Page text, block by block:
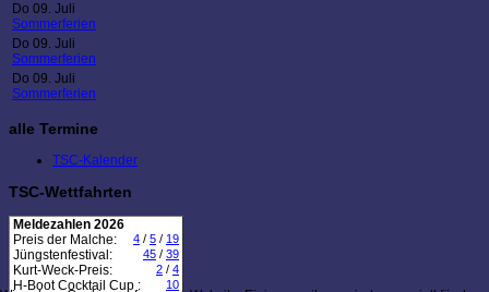
Do 09. Juli
Sommerferien
Do 09. Juli
Sommerferien
Do 09. Juli
Sommerferien
alle Termine
TSC-Kalender
TSC-Wettfahrten
Meldezahlen 2026
Preis der Malche:
4 / 5 / 19
Jüngstenfestival: 45 / 39
Kurt-Weck-Preis: 2 / 4
H-Boot Cocktail Cup : 10